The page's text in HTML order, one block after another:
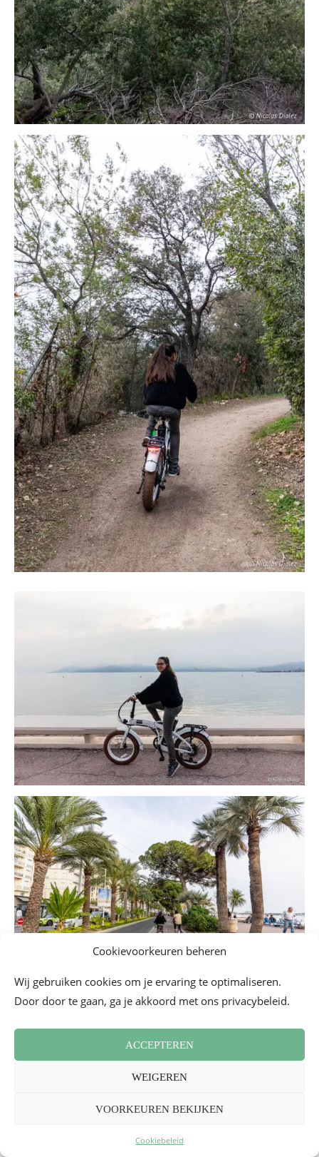
Cookievoorkeuren beheren
Wij gebruiken cookies om je ervaring te optimaliseren.
Door door te gaan, ga je akkoord met ons privacybeleid.
ACCEPTEREN
WEIGEREN
VOORKEUREN BEKIJKEN
Cookiebeleid